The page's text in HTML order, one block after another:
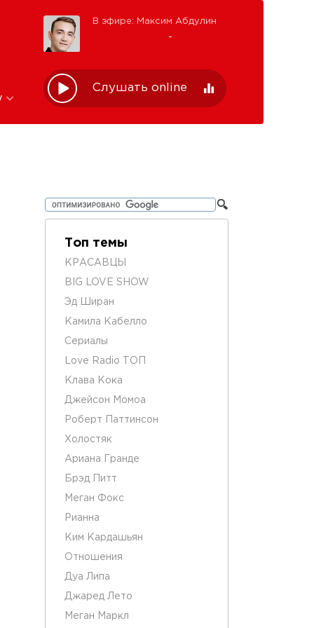
В эфире: Максим Абдулин
Слушать online
Топ темы
КРАСАВЦЫ
BIG LOVE SHOW
Эд Ширан
Камила Кабелло
Сериалы
Love Radio ТОП
Клава Кока
Джейсон Момоа
Роберт Паттинсон
Холостяк
Ариана Гранде
Брэд Питт
Меган Фокс
Рианна
Ким Кардашьян
Отношения
Дуа Липа
Джаред Лето
Меган Маркл